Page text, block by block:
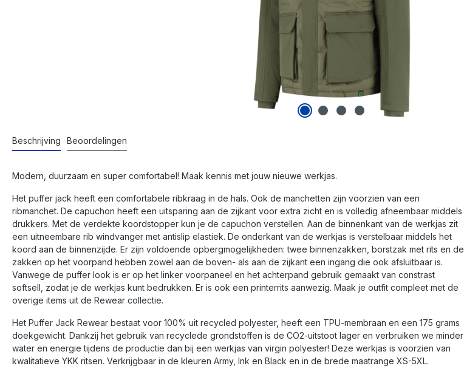
Beschrijving Beoordelingen
Modern, duurzaam en super comfortabel! Maak kennis met jouw nieuwe werkjas.
Het puffer jack heeft een comfortabele ribkraag in de hals. Ook de manchetten zijn voorzien van een
ribmanchet. De capuchon heeft een uitsparing aan de zijkant voor extra zicht en is volledig afneembaar middels
drukkers. Met de verdekte koordstopper kun je de capuchon verstellen. Aan de binnenkant van de werkjas zit
een uitneembare rib windvanger met antislip elastiek. De onderkant van de werkjas is verstelbaar middels het
koord aan de binnenzijde. Er zijn voldoende opbergmogelijkheden: twee binnenzakken, borstzak met rits en de
zakken op het voorpand hebben zowel aan de boven- als aan de zijkant een ingang die ook afsluitbaar is.
Vanwege de puffer look is er op het linker voorpaneel en het achterpand gebruik gemaakt van constrast
softsell, zodat je de werkjas kunt bedrukken. Er is ook een printerrits aanwezig. Maak je outfit compleet met de
overige items uit de Rewear collectie.
Het Puffer Jack Rewear bestaat voor 100% uit recycled polyester, heeft een TPU-membraan en een 175 grams
doekgewicht. Dankzij het gebruik van recyclede grondstoffen is de CO2-uitstoot lager en verbruiken we minder
water en energie tijdens de productie dan bij een werkjas van virgin polyester! Deze werkjas is voorzien van
kwalitatieve YKK ritsen. Verkrijgbaar in de kleuren Army, Ink en Black en in de brede maatrange XS-5XL.